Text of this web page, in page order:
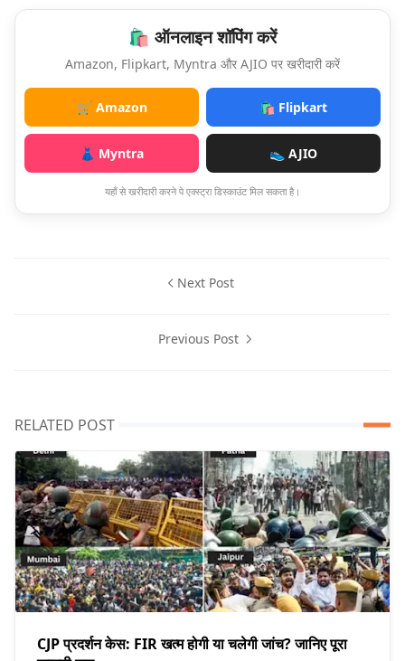
🛍️ ऑनलाइन शॉपिंग करें
Amazon, Flipkart, Myntra और AJIO पर खरीदारी करें
🛒 Amazon 🛍️ Flipkart
👗 Myntra 👟 AJIO
यहाँ से खरीदारी करने पे एक्स्ट्रा डिस्काउंट मिल सकता है।
Next Post
Previous Post
RELATED POST
CJP प्रदर्शन केस: FIR खत्म होगी या चलेगी जांच? जानिए पूरा